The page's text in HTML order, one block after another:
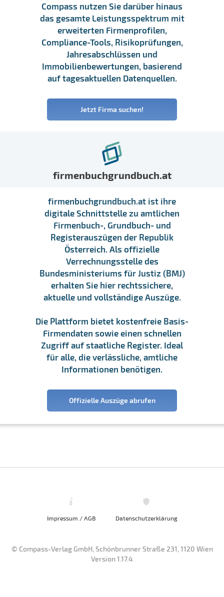
Compass nutzen Sie darüber hinaus
das gesamte Leistungsspektrum mit
erweiterten Firmenprofilen,
Compliance-Tools, Risikoprüfungen,
Jahresabschlüssen und
Immobilienbewertungen, basierend
auf tagesaktuellen Datenquellen.
Jetzt Firma suchen!
firmenbuchgrundbuch.at
firmenbuchgrundbuch.at ist ihre
digitale Schnittstelle zu amtlichen
Firmenbuch-, Grundbuch- und
Registerauszügen der Republik
Österreich. Als offizielle
Verrechnungsstelle des
Bundesministeriums für Justiz (BMJ)
erhalten Sie hier rechtssichere,
aktuelle und vollständige Auszüge.
Die Plattform bietet kostenfreie Basis-
Firmendaten sowie einen schnellen
Zugriff auf staatliche Register. Ideal
für alle, die verlässliche, amtliche
Informationen benötigen.
Offizielle Auszüge abrufen
Impressum / AGB Datenschutzerklärung
© Compass-Verlag GmbH, Schönbrunner Straße 231, 1120 Wien
Version 1.17.4